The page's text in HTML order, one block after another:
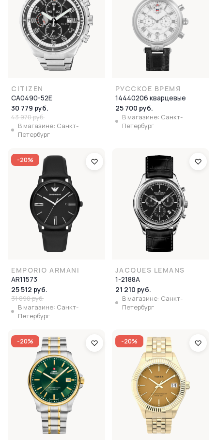
CITIZEN
CA0490-52E
30 779 руб.
43 970 руб.
В магазине: Санкт-
Петербург
РУССКОЕ ВРЕМЯ
14440206 кварцевые
25 700 руб.
В магазине: Санкт-
Петербург
-20%
EMPORIO ARMANI
AR11573
25 512 руб.
31 890 руб.
В магазине: Санкт-
Петербург
JACQUES LEMANS
1-2188A
21 210 руб.
В магазине: Санкт-
Петербург
-20% -20%